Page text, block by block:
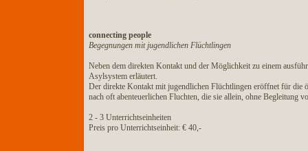
connecting people
Begegnungen mit jugendlichen Flüchtlingen
Neben dem direkten Kontakt und der Möglichkeit zu einem
Asylsystem erläutert.
Der direkte Kontakt mit jugendlichen Flüchtlingen eröffnet für die
nach oft abenteuerlichen Fluchten, die sie allein, ohne Begleitung
2 - 3 Unterrichtseinheiten
Preis pro Unterrichtseinheit: € 40,-